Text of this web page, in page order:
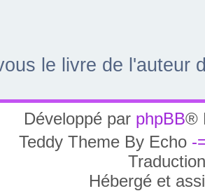
le livre de l'auteur
Développé par phpBB®
Teddy Theme By Echo -
Hébergé et